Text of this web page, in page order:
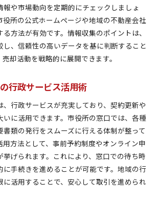
報や市場動向を定期的にチェックしましょ
役所の公式ホームページや地域の不動産会社
方法が有効です。情報収集のポイントは、
し、信頼性の高いデータを基に判断すること
却活動を戦略的に展開できます。
行政サービス活用術
行政サービスが充実しており、契約更新や
いに活用できます。市役所の窓口では、各種
類の発行をスムーズに行える体制が整って
用方法として、事前予約制度やオンライン申
挙げられます。これにより、窓口での待ち時
に手続きを進めることが可能です。地域の行
に活用することで、安心して取引を進められ